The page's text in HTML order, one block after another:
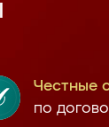
Честные
по